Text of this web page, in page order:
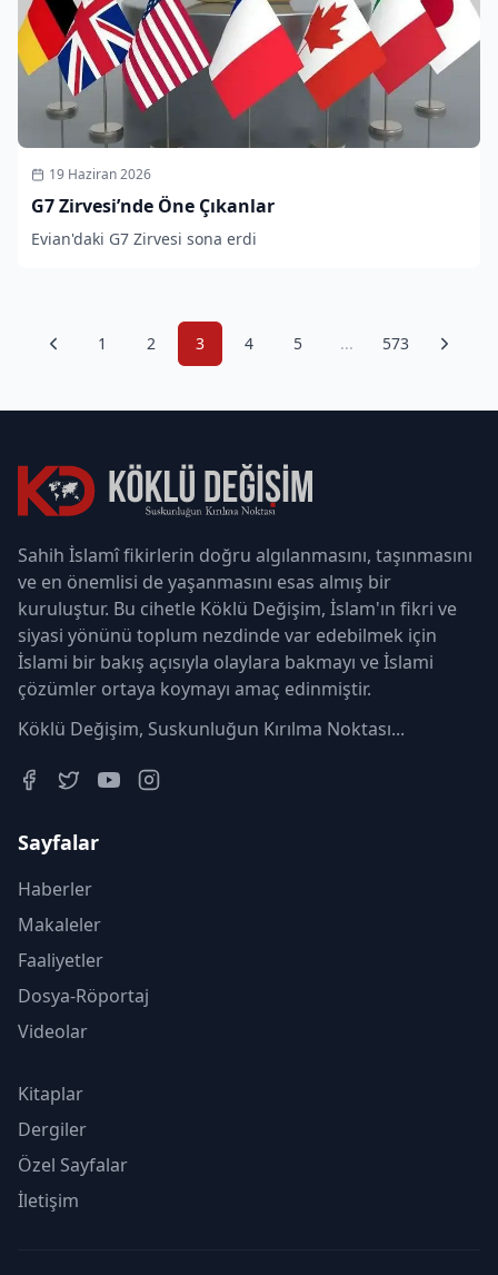
19 Haziran 2026
G7 Zirvesi’nde Öne Çıkanlar
Evian'daki G7 Zirvesi sona erdi
1 2 3 4 5 ... 573
Sahih İslamî fikirlerin doğru algılanmasını, taşınmasını
ve en önemlisi de yaşanmasını esas almış bir
kuruluştur. Bu cihetle Köklü Değişim, İslam'ın fikri ve
siyasi yönünü toplum nezdinde var edebilmek için
İslami bir bakış açısıyla olaylara bakmayı ve İslami
çözümler ortaya koymayı amaç edinmiştir.
Köklü Değişim, Suskunluğun Kırılma Noktası...
Sayfalar
Haberler
Makaleler
Faaliyetler
Dosya-Röportaj
Videolar
Kitaplar
Dergiler
Özel Sayfalar
İletişim